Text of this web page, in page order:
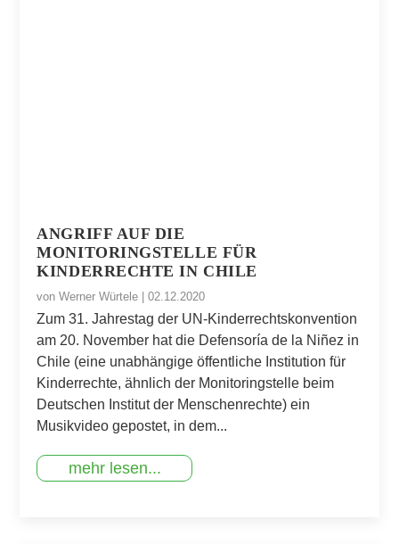
ANGRIFF AUF DIE
MONITORINGSTELLE FÜR
KINDERRECHTE IN CHILE
vonWerner Würtele |02.12.2020
Zum 31. Jahrestag der UN-Kinderrechtskonvention
am 20. November hat die Defensoría de la Niñez in
Chile (eine unabhängige öffentliche Institution für
Kinderrechte, ähnlich der Monitoringstelle beim
Deutschen Institut der Menschenrechte) ein
Musikvideo gepostet, in dem...
mehr lesen...